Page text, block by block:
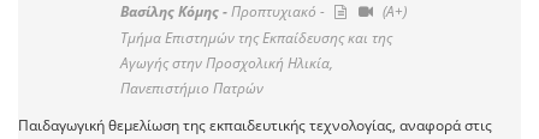
Βασίλης Κόμης -Προπτυχιακό -
(A+)
Τμήμα Επιστημών της Εκπαίδευσης και της
Αγωγής στην Προσχολική Ηλικία,
Πανεπιστήμιο Πατρών
Παιδαγωγική θεμελίωση της εκπαιδευτικής τεχνολογίας, αναφορά στις